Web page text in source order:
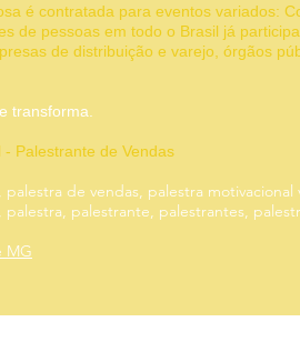
é contratada para eventos variados:
de pessoas em todo o Brasil já
de distribuição e varejo, órgãos
e transforma.
Palestrante de Vendas
de vendas, palestra
palestrante, palestrantes,
MG